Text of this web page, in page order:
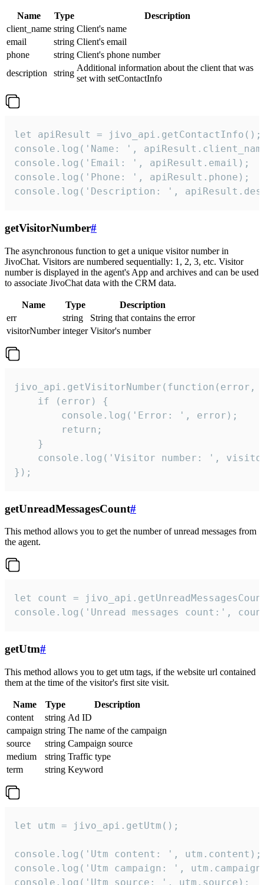
Name Type
Description
client_name string Client's name
email
string Client's email
phone
string Client's phone number
description
string
Additional information about the client that was
set with setContactInfo
let apiResult = jivo_api.getContactInfo();
console.log('Name: ',
console.log('Email: ', apiResult.email);
console.log('Phone: ', apiResult.phone);
console.log('Description: ',
getVisitorNumber#
The asynchronous function to get a unique visitor number in
JivoChat. Visitors are numbered sequentially: 1, 2, 3, etc. Visitor
number is displayed in the agent's App and archives and can be used
to associate JivoChat data with the CRM data.
Name Type
Description
err
string
String that contains the error
visitorNumber integer Visitor's number
jivo_api.getVisitorNumber(function(error,
    if (error) {
        console.log('Error: ', error);
        return;
    }
console.log('Visitor number: ',
});
getUnreadMessagesCount#
This method allows you to get the number of unread messages from
the agent.
let count =
console.log('Unread messages count:',
getUtm#
This method allows you to get utm tags, if the website url contained
them at the time of the visitor's first site visit.
Name Type
Description
content
string Ad ID
campaign string The name of the campaign
source
string Campaign source
medium
string Traffic type
term
string Keyword
let utm = jivo_api.getUtm();
console.log('Utm content: ', utm.content);
console.log('Utm campaign: ',
console.log('Utm source: ', utm.source);